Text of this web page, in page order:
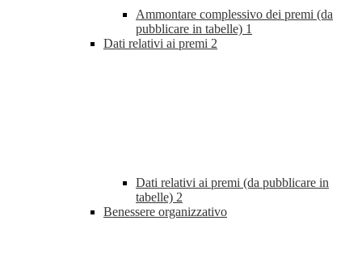
Ammontare complessivo dei premi (da
pubblicare in tabelle) 1
Dati relativi ai premi 2
Dati relativi ai premi (da pubblicare in
tabelle) 2
Benessere organizzativo